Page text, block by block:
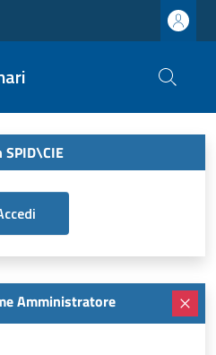
SPID\CIE
Amministratore